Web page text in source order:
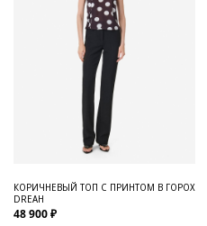
КОРИЧНЕВЫЙ ТОП С ПРИНТОМ В ГОРОХ
DREAH
48 900 ₽